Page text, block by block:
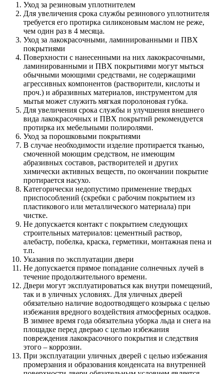
Уход за резиновым уплотнителем
Для увеличения срока службы резинового уплотнителя
требуется его протирка силиконовым маслом не реже,
чем один раз в 4 месяца.
Уход за лакокрасочными, ламинированными и ПВХ
покрытиями
Поверхности с нанесенными на них лакокрасочными,
ламинированными и ПВХ покрытиями могут мыться
обычными моющими средствами, не содержащими
агрессивных компонентов (растворители, кислоты и
проч.) и абразивных материалов, инструментом для
мытья может служить мягкая поролоновая губка.
Для увеличения срока службы и улучшения внешнего
вида лакокрасочных и ПВХ покрытий рекомендуется
протирка их мебельными полиролями.
Уход за порошковыми покрытиями
В случае необходимости изделие протирается тканью,
смоченной моющим средством, не имеющим
абразивных составов, растворителей и других
химически активных веществ, по окончании покрытие
протирается насухо.
Категорически недопустимо применение твердых
приспособлений (скребки с рабочим покрытием из
пластикового или металлического материала) при
чистке.
Не допускается контакт с покрытием следующих
строительных материалов: цементный раствор,
алебастр, побелка, краска, герметики, монтажная пена и
т.п.
Указания по эксплуатации двери
Не допускается прямое попадание солнечных лучей в
течение продолжительного времени.
Двери могут эксплуатироваться как внутри помещений,
так и в уличных условиях. Для уличных дверей
обязательно наличие водоотводящего козырька с целью
избежания вредного воздействия атмосферных осадков.
В зимнее время года обязательна уборка льда и снега на
площадке перед дверью с целью избежания
повреждения лакокрасочного покрытия и следствия
этого – коррозии.
При эксплуатации уличных дверей с целью избежания
промерзания и образования конденсата на внутренней